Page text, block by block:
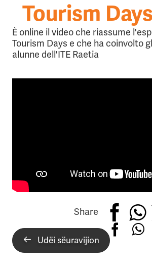
Tourism
È online il video che riassume
Tourism Days e che ha coinvolto
alunne dell'ITE Raetia
Share
Udëi sëuravijion